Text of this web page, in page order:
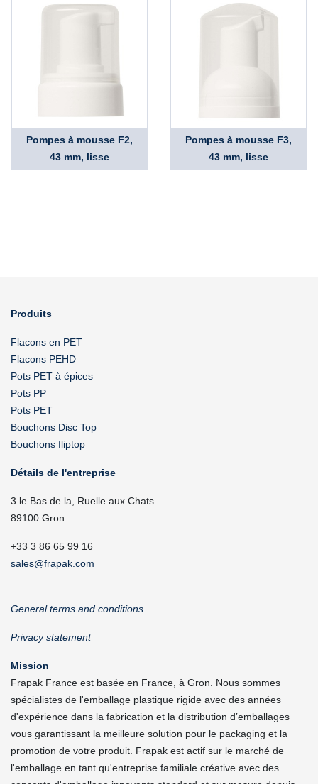
Pompes à mousse F2,
43 mm, lisse
Pompes à mousse F3,
43 mm, lisse
Produits
Flacons en PET
Flacons PEHD
Pots PET à épices
Pots PP
Pots PET
Bouchons Disc Top
Bouchons fliptop
Détails de l'entreprise
3 le Bas de la, Ruelle aux Chats
89100 Gron
+33 3 86 65 99 16
sales@frapak.com
General terms and conditions
Privacy statement
Mission
Frapak France est basée en France, à Gron. Nous sommes
spécialistes de l'emballage plastique rigide avec des années
d'expérience dans la fabrication et la distribution d’emballages
vous garantissant la meilleure solution pour le packaging et la
promotion de votre produit. Frapak est actif sur le marché de
l'emballage en tant qu'entreprise familiale créative avec des